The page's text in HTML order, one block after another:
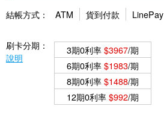
結帳方式： ATM 貨到付款 LinePay
刷卡分期：
說明
3期0利率$3967/期
6期0利率$1983/期
8期0利率$1488/期
12期0利率$992/期